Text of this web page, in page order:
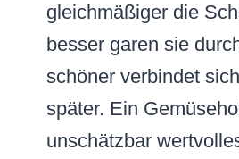
gleichmäßiger die
besser garen sie
schöner verbindet
später. Ein
unschätzbar